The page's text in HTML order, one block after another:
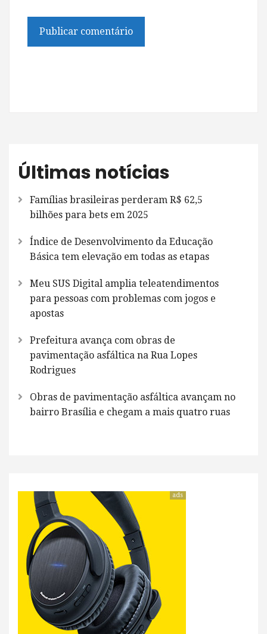
Últimas notícias
Famílias brasileiras perderam R$ 62,5
bilhões para bets em 2025
Índice de Desenvolvimento da Educação
Básica tem elevação em todas as etapas
Meu SUS Digital amplia teleatendimentos
para pessoas com problemas com jogos e
apostas
Prefeitura avança com obras de
pavimentação asfáltica na Rua Lopes
Rodrigues
Obras de pavimentação asfáltica avançam no
bairro Brasília e chegam a mais quatro ruas
ads